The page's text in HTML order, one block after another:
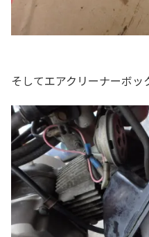
そしてエアクリーナーボッ